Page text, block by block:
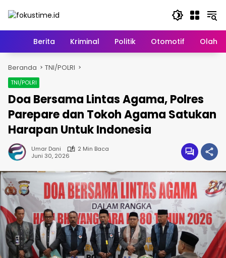
HomeBerita Kriminal Politik Otomotif
Beranda TNI/POLRI
TNI/POLRI
Doa Bersama Lintas Agama, Polres
Parepare dan Tokoh Agama Satukan
Harapan Untuk Indonesia
Umar Dani
2 Min Baca
Juni 30, 2026